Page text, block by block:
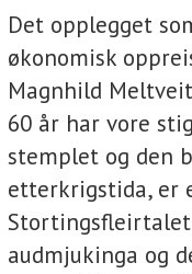
Det opplegget
økonomisk
Magnhild
60 år har vore
stemplet og den
etterkrigstida, er
audmjukinga og